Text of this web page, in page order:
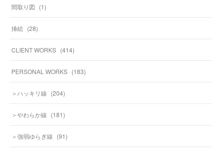
間取り図 (1)
挿絵 (28)
CLIENT WORKS (414)
PERSONAL WORKS (183)
＞ハッキリ線 (204)
＞やわらか線 (181)
＞強弱ゆらぎ線 (91)